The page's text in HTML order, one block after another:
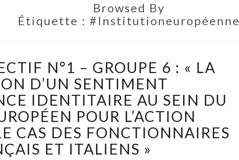
Browsed By
Étiquette : #Institutioneuropéenne
COLLECTIF
N°1
–
GROUPE
6
:
« LA
CRÉATION
N°1 – GROUPE 6 : « LA
D’UN SENTIMENT
IDENTITAIRE AU SEIN DU
POUR L’ACTION
CAS DES FONCTIONNAIRES
ET ITALIENS »